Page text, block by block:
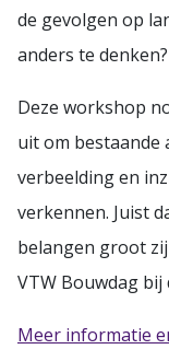
de gevolgen op
anders te denken?
Deze workshop
uit om bestaande
verbeelding en
verkennen. Juist
belangen groot
VTW Bouwdag bij
Meer informatie